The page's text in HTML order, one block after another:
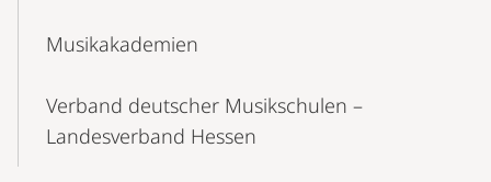
Musikakademien
Verband deutscher Musikschulen –
Landesverband Hessen